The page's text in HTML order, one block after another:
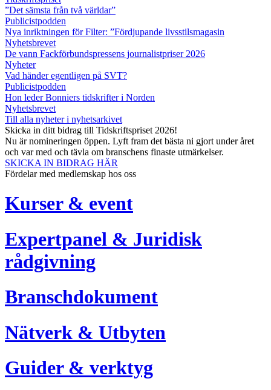
”Det sämsta från två världar”
Publicistpodden
Nya inriktningen för Filter: ”Fördjupande livsstilsmagasin
Nyhetsbrevet
De vann Fackförbundspressens journalistpriser 2026
Nyheter
Vad händer egentligen på SVT?
Publicistpodden
Hon leder Bonniers tidskrifter i Norden
Nyhetsbrevet
Till alla nyheter i nyhetsarkivet
Skicka in ditt bidrag till Tidskriftspriset 2026!
Nu är nomineringen öppen. Lyft fram det bästa ni gjort under året
och var med och tävla om branschens finaste utmärkelser.
SKICKA IN BIDRAG HÄR
Fördelar med medlemskap hos oss
Kurser & event
Expertpanel & Juridisk
rådgivning
Branschdokument
Nätverk & Utbyten
Guider & verktyg